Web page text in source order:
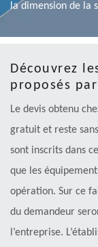
la dimension de la
Découvrez
proposés
Le devis obtenu
gratuit et reste
sont inscrits dans
que les
opération. Sur ce
du demandeur
l’entreprise.